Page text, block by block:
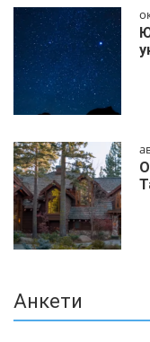
Анкети